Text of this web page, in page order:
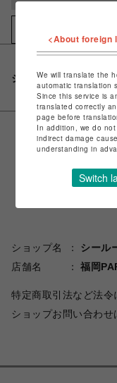
シェアする
ショップ名
シール
店舗名
福岡
特定商取引法など法令
ショップお問い合わせ
<About foreign
We will translate the
automatic translation
Since this service is
translated correctly
page before
In addition, we do
indirect damage
understanding in
Switch